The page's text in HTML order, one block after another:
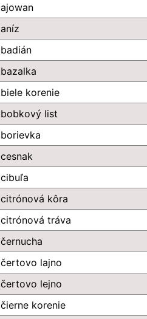
ajowan
aníz
badián
bazalka
biele korenie
bobkový list
borievka
cesnak
cibuľa
citrónová kôra
citrónová tráva
černucha
čertovo lajno
čertovo lejno
čierne korenie